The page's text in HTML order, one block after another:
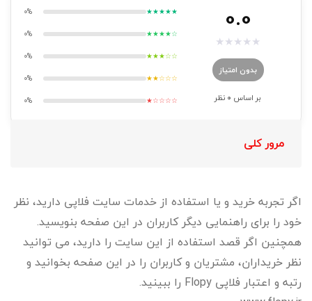
0.0
★
★
★
★
★
بدون امتیاز
بر اساس 0 نظر
★★★★★
0%
★★★★☆
0%
★★★☆☆
0%
★★☆☆☆
0%
★☆☆☆☆
0%
مرور کلی
اگر تجربه خرید و یا استفاده از خدمات سایت فلاپی دارید، نظر
خود را برای راهنمایی دیگر کاربران در این صفحه بنویسید.
همچنین اگر قصد استفاده از این سایت را دارید، می توانید
نظر خریداران، مشتریان و کاربران را در این صفحه بخوانید و
رتبه و اعتبار فلاپی Flopy را ببینید.